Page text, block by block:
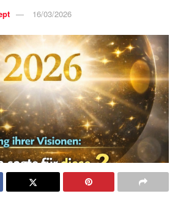
16/03/2026